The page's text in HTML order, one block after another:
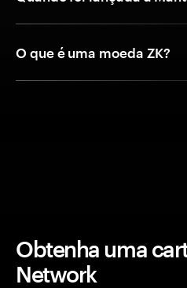
O que é uma moeda ZK?
Obtenha uma
Network